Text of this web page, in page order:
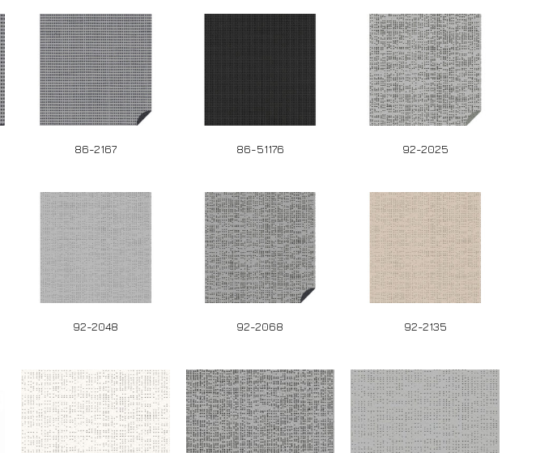
86-2167 86-51176 92-2025
92-2048 92-2068 92-2135